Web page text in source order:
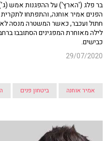
בר פלג ('הארץ') על ההפגנות אמש
הפנים אמיר אוחנה, והתפתחו
חתול ועכבר, כאשר המשטרה מנסה
לילה מאוחרת המפגינים הסתובבו
כבישים.
29/07/2020
אמיר אוחנה ביטחון פנים